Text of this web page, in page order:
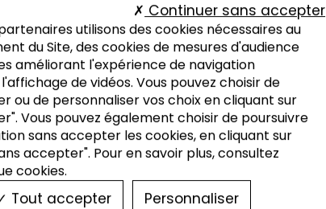
utilisons des cookies nécessaires au
du Site, des cookies de mesures d'audience
améliorant l'expérience de navigation
de vidéos. Vous pouvez choisir de
ou de personnaliser vos choix en cliquant sur
Vous pouvez également choisir de poursuivre
sans accepter les cookies, en cliquant sur
accepter". Pour en savoir plus, consultez
cookies.
Tout accepter
Continuer sans accepter
Personnaliser